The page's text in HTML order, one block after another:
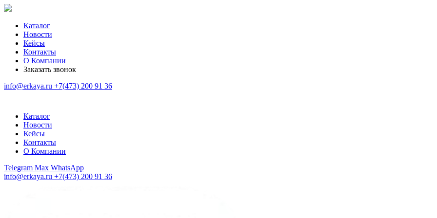
Каталог
Новости
Кейсы
Контакты
О Компании
Заказать звонок
info@erkaya.ru +7(473) 200 91 36
Каталог
Новости
Кейсы
Контакты
О Компании
Telegram Max WhatsApp
info@erkaya.ru +7(473) 200 91 36